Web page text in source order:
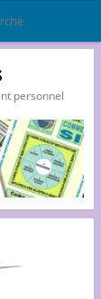
personnel